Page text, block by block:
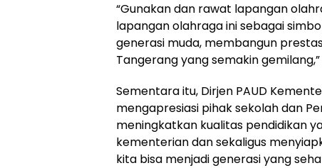
“Gunakan dan rawat lapangan
lapangan olahraga ini sebagai
generasi muda, membangun
Tangerang yang semakin
Sementara itu, Dirjen PAUD
mengapresiasi pihak sekolah dan
meningkatkan kualitas pendidikan
kementerian dan sekaligus
kita bisa menjadi generasi yang